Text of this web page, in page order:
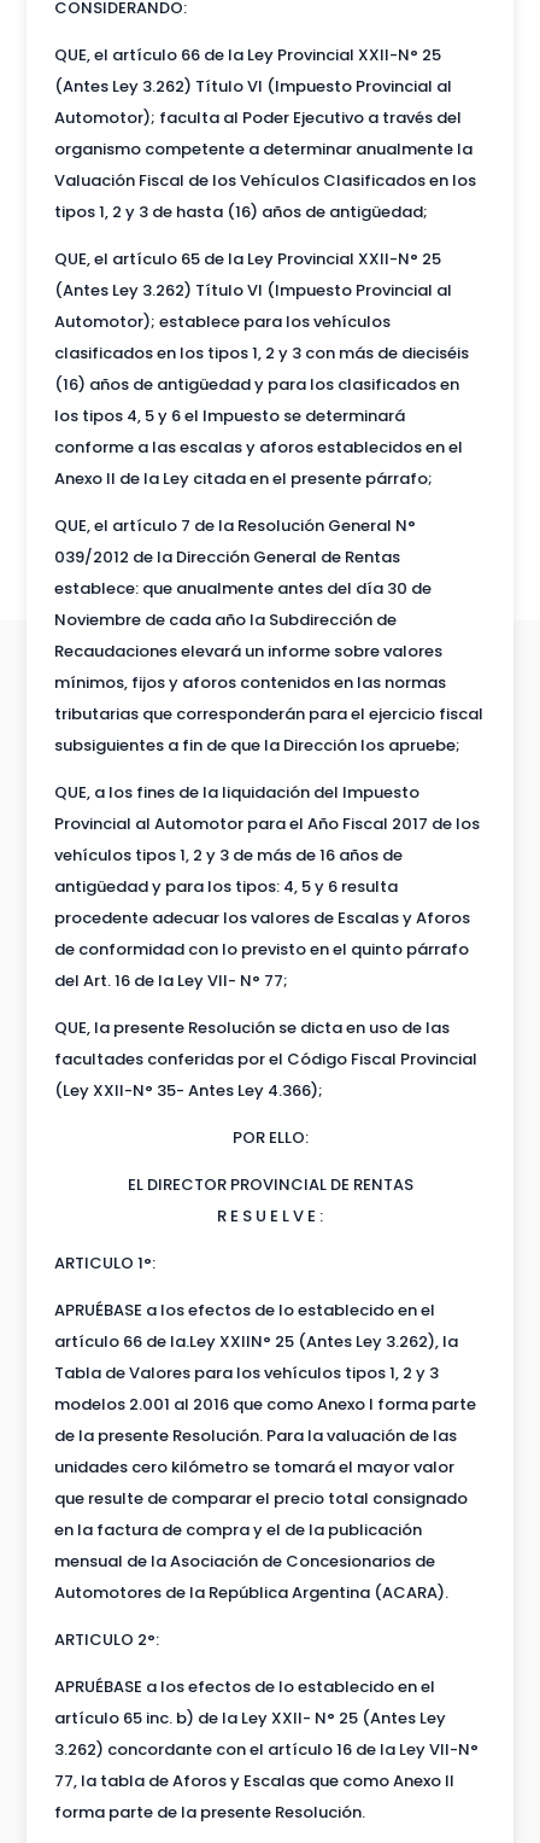
CONSIDERANDO:
QUE, el artículo 66 de la Ley Provincial XXII-N° 25
(Antes Ley 3.262) Título VI (Impuesto Provincial al
Automotor); faculta al Poder Ejecutivo a través del
organismo competente a determinar anualmente la
Valuación Fiscal de los Vehículos Clasificados en los
tipos 1, 2 y 3 de hasta (16) años de antigüedad;
QUE, el artículo 65 de la Ley Provincial XXII-N° 25
(Antes Ley 3.262) Título VI (Impuesto Provincial al
Automotor); establece para los vehículos
clasificados en los tipos 1, 2 y 3 con más de dieciséis
(16) años de antigüedad y para los clasificados en
los tipos 4, 5 y 6 el Impuesto se determinará
conforme a las escalas y aforos establecidos en el
Anexo II de la Ley citada en el presente párrafo;
QUE, el artículo 7 de la Resolución General N°
039/2012 de la Dirección General de Rentas
establece: que anualmente antes del día 30 de
Noviembre de cada año la Subdirección de
Recaudaciones elevará un informe sobre valores
mínimos, fijos y aforos contenidos en las normas
tributarias que corresponderán para el ejercicio fiscal
subsiguientes a fin de que la Dirección los apruebe;
QUE, a los fines de la liquidación del Impuesto
Provincial al Automotor para el Año Fiscal 2017 de los
vehículos tipos 1, 2 y 3 de más de 16 años de
antigüedad y para los tipos: 4, 5 y 6 resulta
procedente adecuar los valores de Escalas y Aforos
de conformidad con lo previsto en el quinto párrafo
del Art. 16 de la Ley VII- N° 77;
QUE, la presente Resolución se dicta en uso de las
facultades conferidas por el Código Fiscal Provincial
(Ley XXII-N° 35- Antes Ley 4.366);
POR ELLO:
EL DIRECTOR PROVINCIAL DE RENTAS
R E S U E L V E :
ARTICULO 1°:
APRUÉBASE a los efectos de lo establecido en el
artículo 66 de la.Ley XXIIN° 25 (Antes Ley 3.262), la
Tabla de Valores para los vehículos tipos 1, 2 y 3
modelos 2.001 al 2016 que como Anexo I forma parte
de la presente Resolución. Para la valuación de las
unidades cero kilómetro se tomará el mayor valor
que resulte de comparar el precio total consignado
en la factura de compra y el de la publicación
mensual de la Asociación de Concesionarios de
Automotores de la República Argentina (ACARA).
ARTICULO 2°:
APRUÉBASE a los efectos de lo establecido en el
artículo 65 inc. b) de la Ley XXII- N° 25 (Antes Ley
3.262) concordante con el artículo 16 de la Ley VII-N°
77, la tabla de Aforos y Escalas que como Anexo II
forma parte de la presente Resolución.